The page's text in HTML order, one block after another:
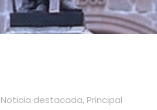
Noticia destacada, Principal